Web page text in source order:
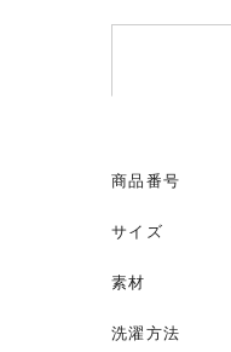
商品番号
サイズ
素材
洗濯方法